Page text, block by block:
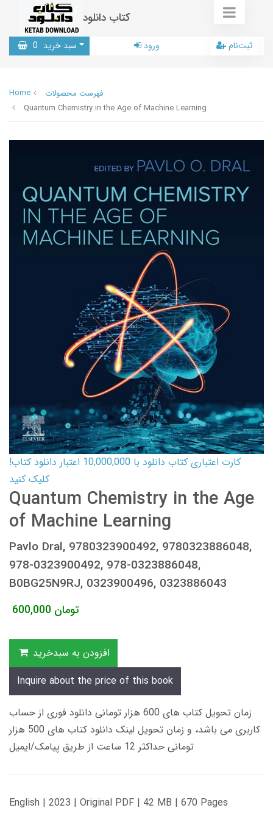
کتاب دانلود
سبد خرید 0 ورود ثبت‌نام
Home
فهرست محصولات
Quantum Chemistry in the Age of Machine Learning
کارت اعتباری کتاب دانلود با 10,000,000 اعتبار دانلود کتاب!
کلیک کنید
Quantum Chemistry in the Age
of Machine Learning
Pavlo Dral, 9780323900492, 9780323886048,
978-0323900492, 978-0323886048,
B0BG25N9RJ, 0323900496, 0323886043
600,000 تومان
افزودن به سبدخرید
Inquire about the price of this book
زمان تحویل کتاب های 600 هزار تومانی دانلود فوری از حساب
کاربری می باشد، و زمان تحویل لینک دانلود کتاب های 500 هزار
تومانی حداکثر 12 ساعت از طریق پیامک/ایمیل
English | 2023 | Original PDF | 42 MB | 670 Pages